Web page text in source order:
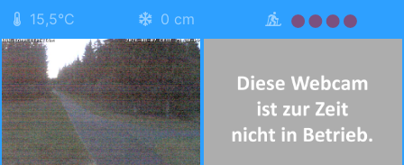
15,5°C 0 cm